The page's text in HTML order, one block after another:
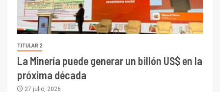
TITULAR 2
La Minería puede generar un billón US$ en la
próxima década
27 julio, 2026